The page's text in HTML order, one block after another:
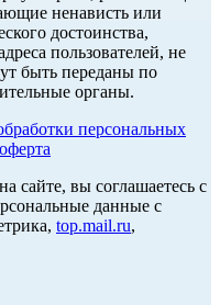
ненависть или
достоинства,
пользователей, не
быть переданы по
органы.
персональных
сайте, вы соглашаетесь с
данные с
top.mail.ru,